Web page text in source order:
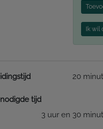
Ik wil
20
tijd
3 uur en 30